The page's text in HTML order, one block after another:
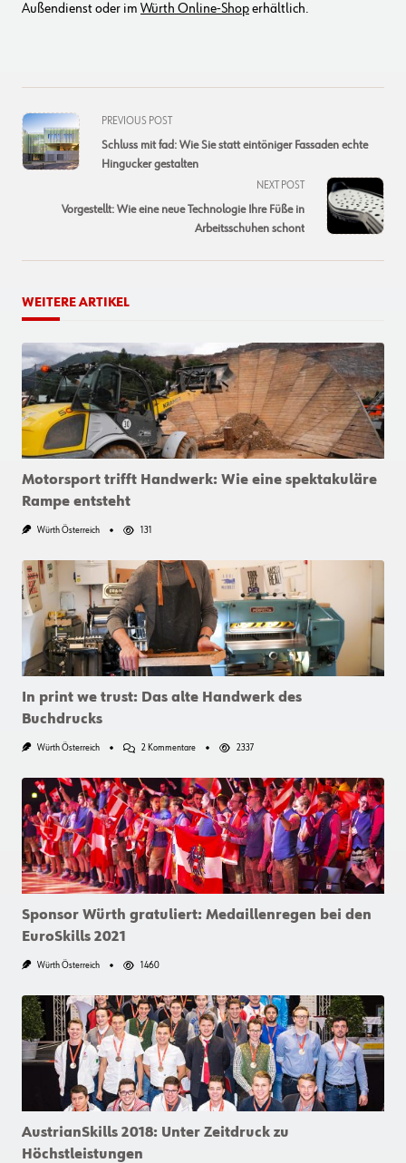
Außendienst oder im Würth Online-Shoperhältlich.
<span
class="nav-
subtitle
reader-
PREVIOUS POST
Schluss mit fad: Wie Sie statt eintöniger Fassaden echte
Hingucker gestalten
NEXT POST
Vorgestellt: Wie eine neue Technologie Ihre Füße in
Arbeitsschuhen schont
WEITERE ARTIKEL
Motorsport trifft Handwerk: Wie eine spektakuläre
Rampe entsteht
Würth Österreich 131
In print we trust: Das alte Handwerk des
Buchdrucks
Würth Österreich 2 KommentareZu
We
Trust:
Das
Alte
Handwerk
Des
Buchdrucks
2337
Sponsor Würth gratuliert: Medaillenregen bei den
EuroSkills 2021
Würth Österreich 1460
AustrianSkills 2018: Unter Zeitdruck zu
Höchstleistungen